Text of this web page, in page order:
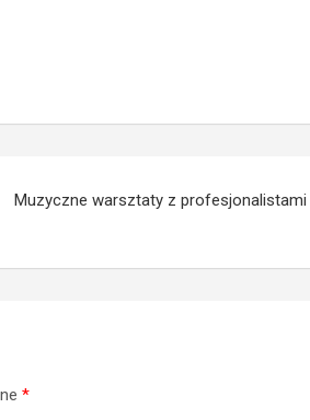
Muzyczne warsztaty z profesjonalistami
*